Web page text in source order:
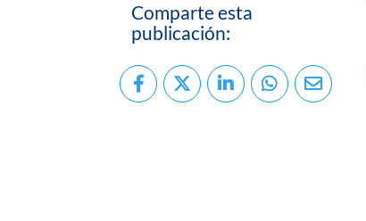
Comparte esta
publicación: